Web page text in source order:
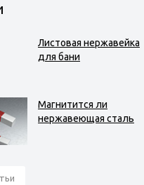
Листовая нержавейка
для бани
Магнитится ли
нержавеющая сталь